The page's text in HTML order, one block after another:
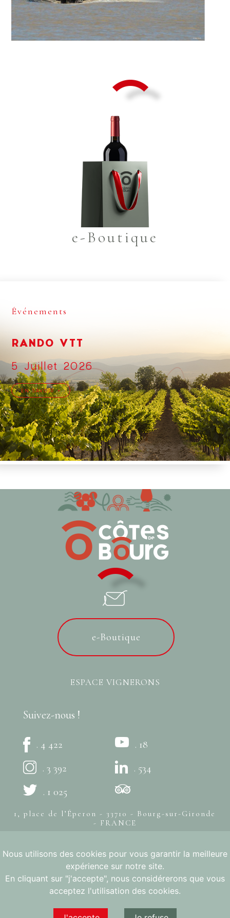
e-Boutique
Événements
RANDO VTT
5 Juillet 2026
EN SAVOIR +
e-Boutique
ESPACE VIGNERONS
Suivez-nous !
. 4 422
. 3 392
. 1 025
. 18
. 534
1, place de l’Éperon - 33710 - Bourg-sur-Gironde
- FRANCE
© Syndicat des Côtes de Bourg - Mentions légales
- Création
L'ABUS D'ALCOOL EST DANGEREUX POUR LA SANTÉ, À
CONSOMMER AVEC MODÉRATION
Nous utilisons des cookies pour vous garantir la meilleure
expérience sur notre site.
En cliquant sur "j'accepte", nous considérerons que vous
acceptez l'utilisation des cookies.